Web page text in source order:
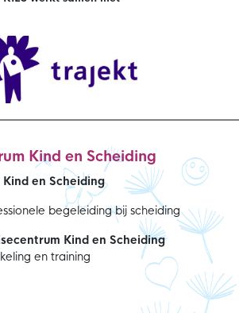
Kind en Scheiding
en Scheiding
begeleiding bij scheiding
Kind en Scheiding
en training